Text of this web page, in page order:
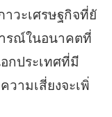
วะเศรษฐกิจที่ยั
รณ์ในอนาคตที่
กประเทศที่มี
ามเสี่ยงจะเพิ่